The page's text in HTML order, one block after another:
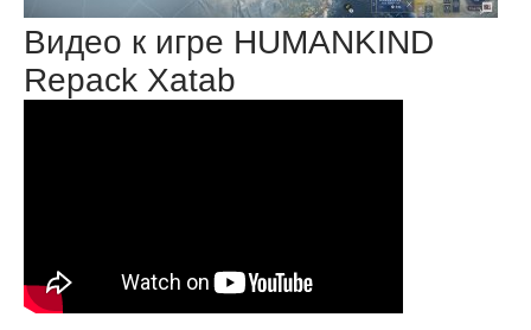
Видео к игре HUMANKIND
Repack Xatab